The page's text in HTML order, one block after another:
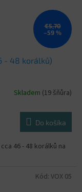
€5,70
–59 %
- 48 korálků)
Skladem (19 šňůra)
Do košíka
46 - 48 korálků na
Kód: VOX 05